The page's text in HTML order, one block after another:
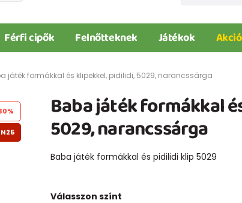
Férfi cipők Felnőtteknek Játékok Akció
játék formákkal és klipekkel, pidilidi, 5029, narancssárga
Baba játék formákkal
5029, narancssárga
Baba játék formákkal és pidilidi klip 5029
Válasszon színt